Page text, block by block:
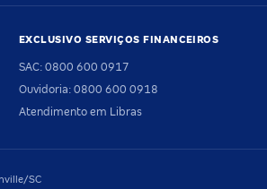
EXCLUSIVO SERVIÇOS FINANCEIROS
SAC: 0800 600 0917
Ouvidoria: 0800 600 0918
Atendimento em Libras
SC